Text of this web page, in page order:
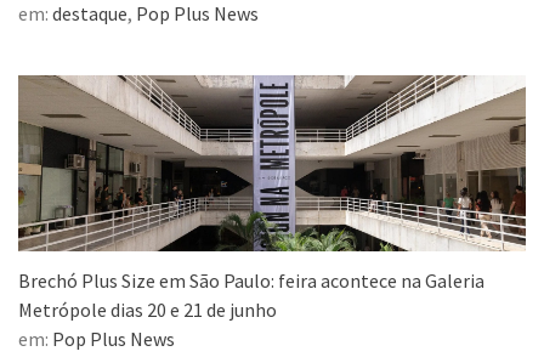
em: destaque, Pop Plus News
Brechó Plus Size em São Paulo: feira acontece na Galeria
Metrópole dias 20 e 21 de junho
em: Pop Plus News